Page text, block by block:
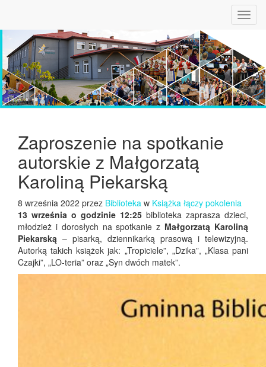
Zaproszenie na spotkanie
autorskie z Małgorzatą
Karoliną Piekarską
8 września 2022 przez Biblioteka w Książka łączy pokolenia
13 września o godzinie 12:25 biblioteka zaprasza dzieci,
młodzież i dorosłych na spotkanie z Małgorzatą Karoliną
Piekarską – pisarką, dziennikarką prasową i telewizyjną.
Autorką takich książek jak: „Tropiciele”, „Dzika”, „Klasa pani
Czajki”, „LO-teria” oraz „Syn dwóch matek”.